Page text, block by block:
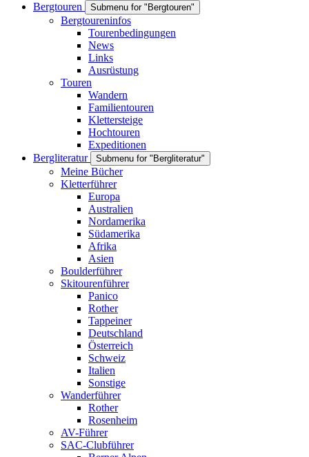
Bergtouren
Submenu for "Bergtouren"
Bergtoureninfos
Tourenbedingungen
News
Links
Ausrüstung
Touren
Wandern
Familientouren
Klettersteige
Hochtouren
Expeditionen
Bergliteratur
Submenu for "Bergliteratur"
Meine Bücher
Kletterführer
Europa
Australien
Nordamerika
Südamerika
Afrika
Asien
Boulderführer
Skitourenführer
Panico
Rother
Tappeiner
Deutschland
Österreich
Schweiz
Italien
Sonstige
Wanderführer
Rother
Rosenheim
AV-Führer
SAC-Clubführer